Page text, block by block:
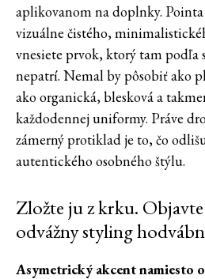
aplikovanom na doplnky.
vizuálne čistého,
vnesiete prvok, ktorý tam podľa
nepatrí. Nemal by pôsobiť ako
ako organická, blesková a
každodennej uniformy. Práve
zámerný protiklad je to, čo
autentického osobného štýlu.
Zložte ju z krku.
odvážny styling
Asymetrický akcent namiesto